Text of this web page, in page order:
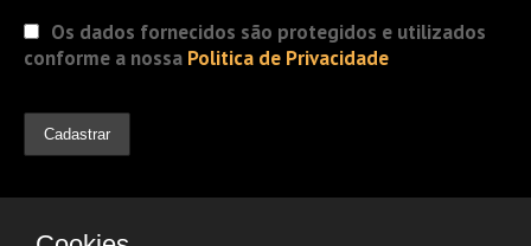
Os dados fornecidos são protegidos e utilizados
conforme a nossa Politica de Privacidade